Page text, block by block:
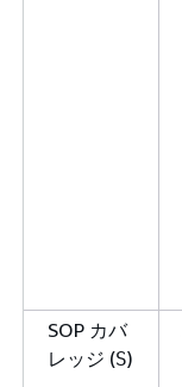
SOP カバ
レッジ (S)